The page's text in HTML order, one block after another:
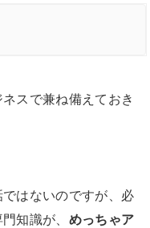
スで兼ね備えておき
はないのですが、必
知識が、 めっちゃア